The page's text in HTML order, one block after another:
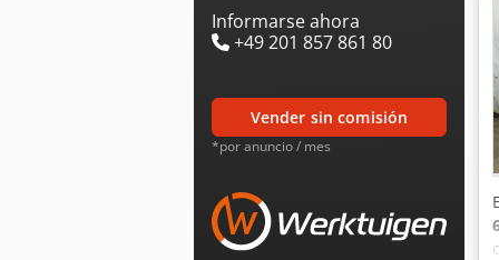
Informarse ahora
+49 201 857 861 80
vender sin comisión
*por anuncio / mes